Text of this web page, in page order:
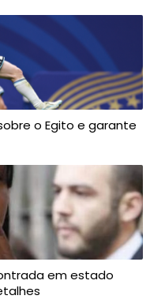
o Egito e garante
em estado